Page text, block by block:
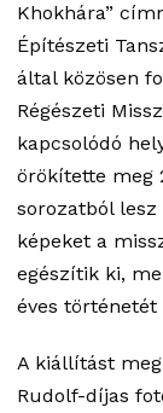
Khokhára”
Építészeti
által közösen
Régészeti
kapcsolódó
örökítette meg
sorozatból lesz
képeket a
egészítik ki,
éves
A kiállítást
Rudolf-díjas